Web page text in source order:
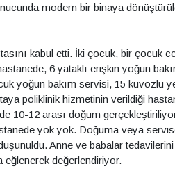
modern bir binaya
kabul etti. İki çocuk, bir çocuk
6 yataklı erişkin yoğun
yoğun bakım servisi, 15 kuvözlü
poliklinik hizmetinin verildiği
10-12 arası doğum
yok yok. Doğuma veya
Anne ve babalar tedavilerini
eğlenerek değerlendiriyor.